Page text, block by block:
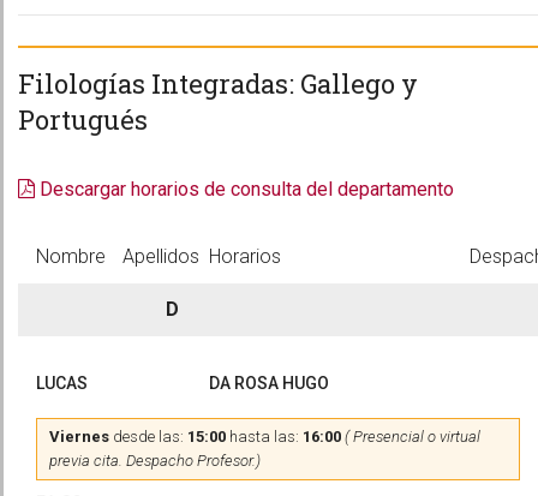
Filologías Integradas: Gallego y
Portugués
Descargar horarios de consulta del departamento
Nombre Apellidos Horarios
D
LUCAS DA ROSA HUGO
Viernes desde las: 15:00 hasta las: 16:00 ( Presencial o virtual
previa cita. Despacho Profesor.)